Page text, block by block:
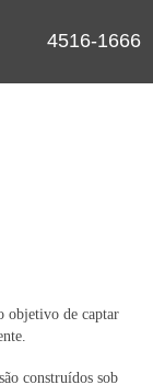
4516-1666
objetivo de captar
construídos sob